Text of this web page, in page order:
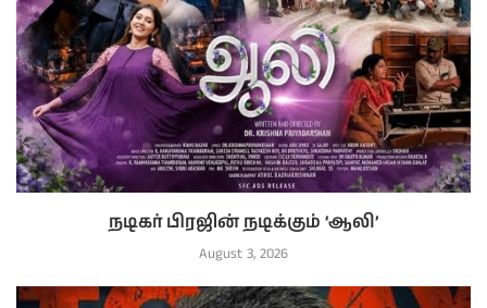
நடிகர் பிரஜின் நடிக்கும் ‘ஆலி’
August 3, 2026